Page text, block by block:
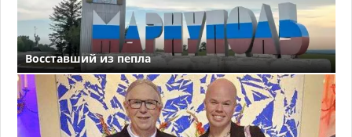
Восставший из пепла